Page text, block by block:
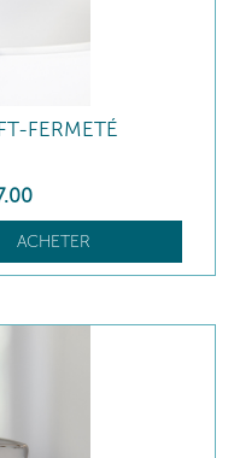
FERMETÉ
.00
ACHETER